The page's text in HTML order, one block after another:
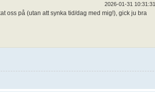
2026-01-31 10:31:31
oss på (utan att synka tid/dag med mig!), gick ju bra